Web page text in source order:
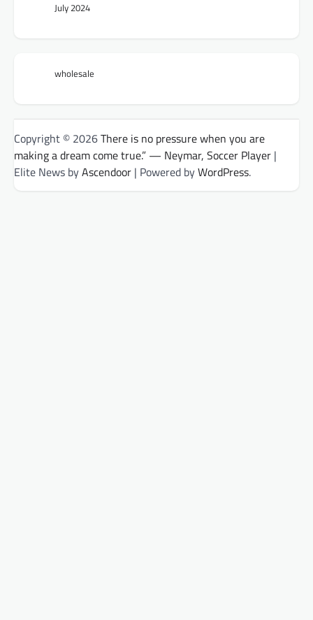
July 2024
wholesale
Copyright © 2026There is no pressure when you are
making a dream come true.” — Neymar, Soccer Player |
Elite News byAscendoor | Powered byWordPress.